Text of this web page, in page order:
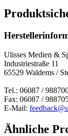
Ulisses Medien &
Industriestraße 11
65529 Waldems /
Tel.: 06087 /
Fax: 06087 /
E-Mail:
Ähnliche